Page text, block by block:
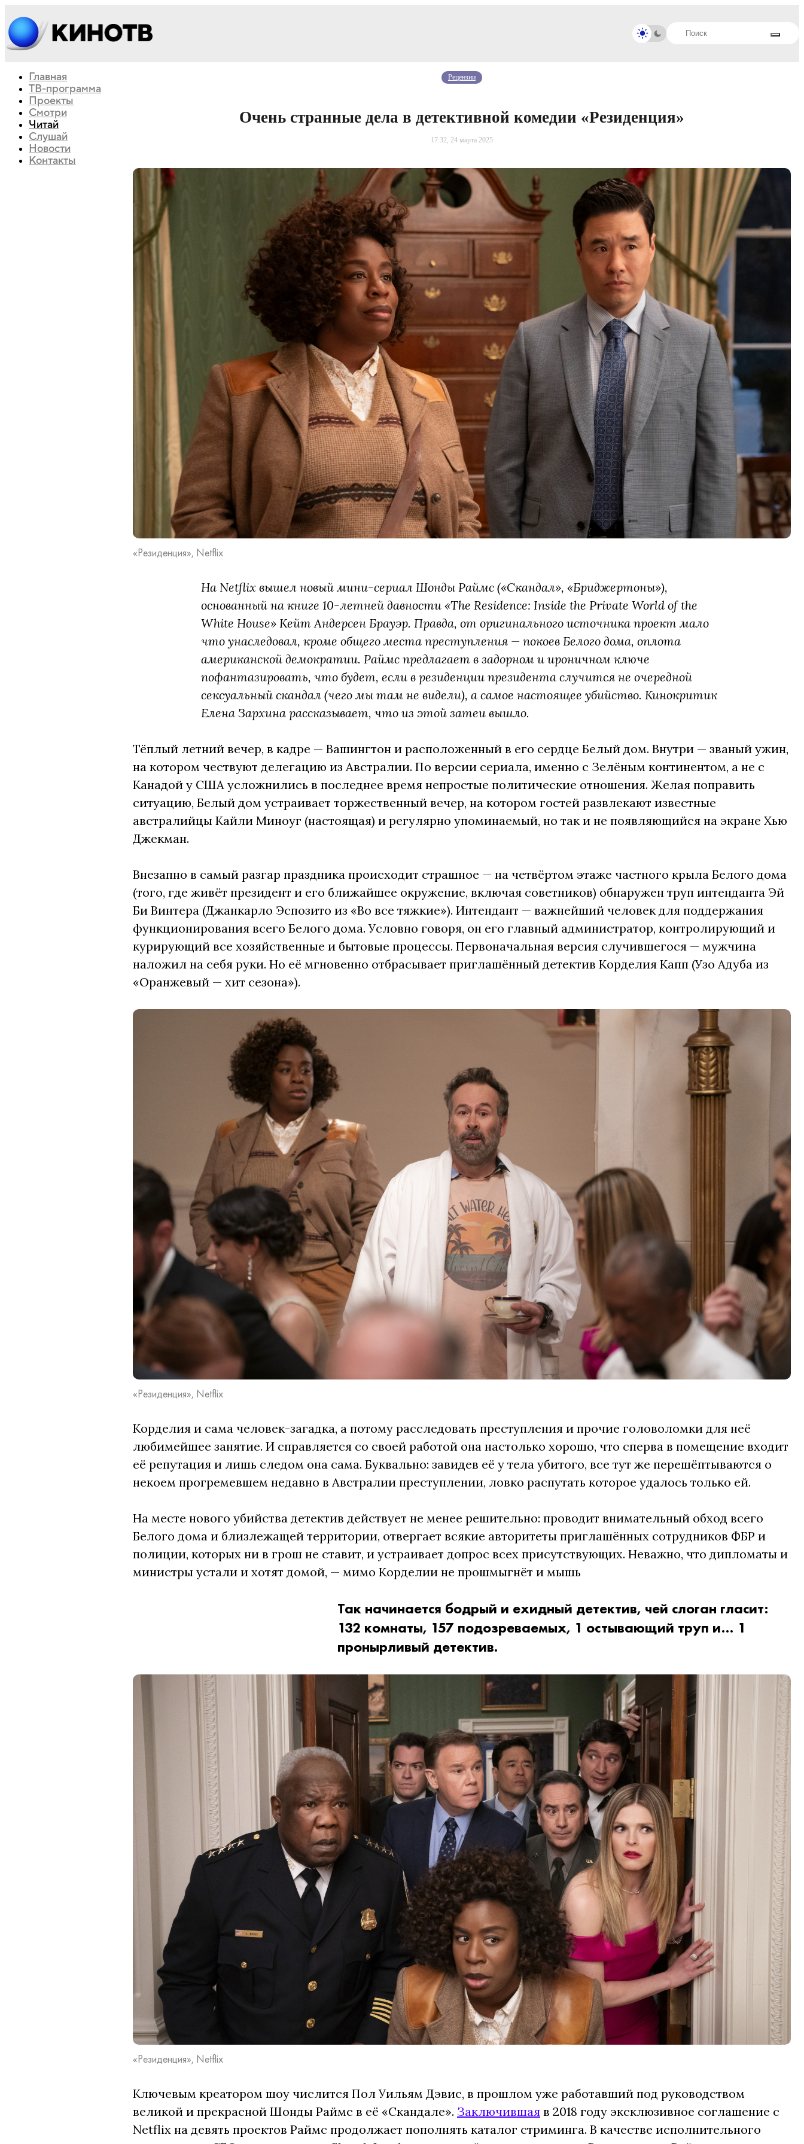
Главная
ТВ-программа
Проекты
Смотри
Читай
Слушай
Новости
Контакты
Рецензии
Очень странные дела в детективной комедии «Резиденция»
17:32, 24 марта 2025
«Резиденция», Netflix
На Netflix вышел новый мини-сериал Шонды Раймс («Скандал», «Бриджертоны»),
основанный на книге 10-летней давности «The Residence: Inside the Private World of the
White House» Кейт Андерсен Брауэр. Правда, от оригинального источника проект мало
что унаследовал, кроме общего места преступления — покоев Белого дома, оплота
американской демократии. Раймс предлагает в задорном и ироничном ключе
пофантазировать, что будет, если в резиденции президента случится не очередной
сексуальный скандал (чего мы там не видели), а самое настоящее убийство. Кинокритик
Елена Зархина рассказывает, что из этой затеи вышло.
Тёплый летний вечер, в кадре — Вашингтон и расположенный в его сердце Белый дом. Внутри — званый ужин,
на котором чествуют делегацию из Австралии. По версии сериала, именно с Зелёным континентом, а не с
Канадой у США усложнились в последнее время непростые политические отношения. Желая поправить
ситуацию, Белый дом устраивает торжественный вечер, на котором гостей развлекают известные
австралийцы Кайли Миноуг (настоящая) и регулярно упоминаемый, но так и не появляющийся на экране Хью
Джекман.
Внезапно в самый разгар праздника происходит страшное — на четвёртом этаже частного крыла Белого дома
(того, где живёт президент и его ближайшее окружение, включая советников) обнаружен труп интенданта Эй
Би Винтера (Джанкарло Эспозито из «Во все тяжкие»). Интендант — важнейший человек для поддержания
функционирования всего Белого дома. Условно говоря, он его главный администратор, контролирующий и
курирующий все хозяйственные и бытовые процессы. Первоначальная версия случившегося — мужчина
наложил на себя руки. Но её мгновенно отбрасывает приглашённый детектив Корделия Капп (Узо Адуба из
«Оранжевый — хит сезона»).
«Резиденция», Netflix
Корделия и сама человек-загадка, а потому расследовать преступления и прочие головоломки для неё
любимейшее занятие. И справляется со своей работой она настолько хорошо, что сперва в помещение входит
её репутация и лишь следом она сама. Буквально: завидев её у тела убитого, все тут же перешёптываются о
некоем прогремевшем недавно в Австралии преступлении, ловко распутать которое удалось только ей.
На месте нового убийства детектив действует не менее решительно: проводит внимательный обход всего
Белого дома и близлежащей территории, отвергает всякие авторитеты приглашённых сотрудников ФБР и
полиции, которых ни в грош не ставит, и устраивает допрос всех присутствующих. Неважно, что дипломаты и
министры устали и хотят домой, — мимо Корделии не прошмыгнёт и мышь
Так начинается бодрый и ехидный детектив, чей слоган гласит:
132 комнаты, 157 подозреваемых, 1 остывающий труп и… 1
пронырливый детектив.
«Резиденция», Netflix
Ключевым креатором шоу числится Пол Уильям Дэвис, в прошлом уже работавший под руководством
великой и прекрасной Шонды Раймс в её «Скандале». Заключившая в 2018 году эксклюзивное соглашение с
Netflix на девять проектов Раймс продолжает пополнять каталог стриминга. В качестве исполнительного